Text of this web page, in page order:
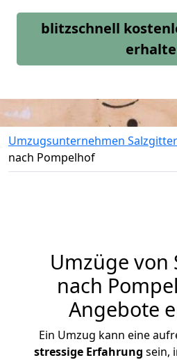
blitzschnell
Umzugsunternehmen Salzgitter
nach Pompelhof
Umzüge von
nach
Angebote
Ein Umzug kann eine
stressige Erfahrung sein,